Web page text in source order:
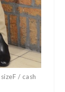
/ cash